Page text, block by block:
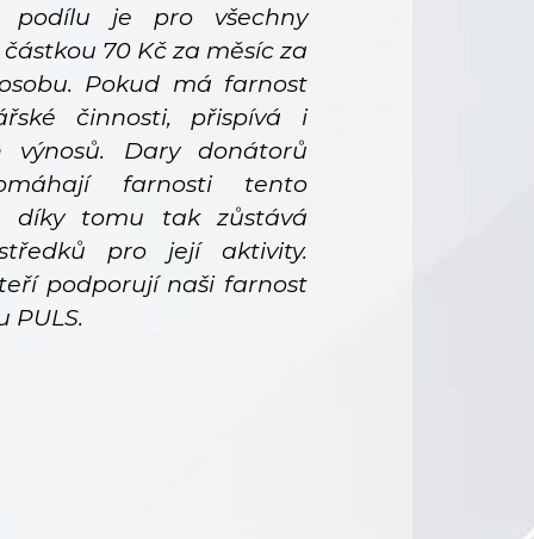
podílu je pro všechny
70 Kč za měsíc za
Pokud má farnost
činnosti, přispívá i
výnosů. Dary donátorů
farnosti tento
díky tomu tak zůstává
pro její aktivity.
podporují naši farnost
PULS.